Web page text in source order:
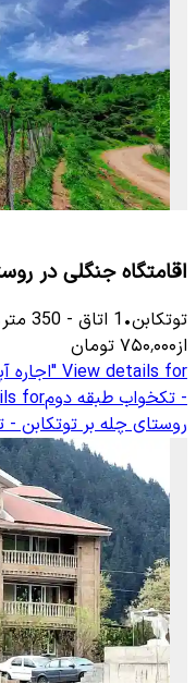
اقامتگاه جنگلی در
توتكابن•
1 اتاق -
350 متر
از۷۵۰٬۰۰۰ تومان
View details for "اجاره
- تکخواب طبقه دومfor
روستای چله بر توتکابن